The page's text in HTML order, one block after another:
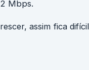
Mbps.
assim fica difícil